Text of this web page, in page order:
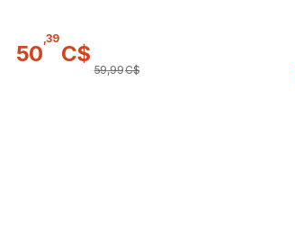
50
,39
C$
59,99C$